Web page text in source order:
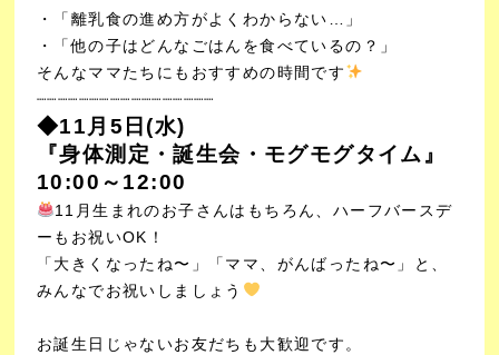
・「離乳食の進め方がよくわからない…」
・「他の子はどんなごはんを食べているの？」
そんなママたちにもおすすめの時間です
┈┈┈┈┈┈┈┈┈┈┈┈┈┈┈┈┈
◆11月5日(水)
『身体測定・誕生会・モグモグタイム』
10:00～12:00
11月生まれのお子さんはもちろん、ハーフバースデ
ーもお祝いOK！
「大きくなったね〜」「ママ、がんばったね〜」と、
みんなでお祝いしましょう
お誕生日じゃないお友だちも大歓迎です。